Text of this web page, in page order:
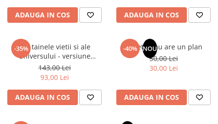
Instrumente de scris
Seturi birotica
Articole scolare
Caiete si Carnetele scolare
Coperti, Mape, Etichete
Ghiozdane si Penare scolare
ADAUGA IN COS ADAUGA IN COS
-35%
Din tainele vietii si ale
Universului - versiune
originala din 1939. Volumele I-
III.
143,00 Lei
93,00 Lei
ADAUGA IN COS
-40% NOU
Sufletul tau are un plan
50,00 Lei
30,00 Lei
ADAUGA IN COS